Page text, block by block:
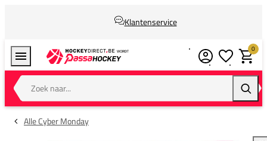
Klantenservice
Zoek naar...
0
Alle Cyber Monday